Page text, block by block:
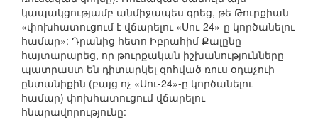
կապակցությամբ անմիջապես գրեց, թե Թուրքիան
«փոխհատուցում է վճարելու «Սու-24»-ը կործանելու
համար»: Դրանից հետո Իբրահիմ Քալընը
հայտարարեց, որ թուրքական իշխանությունները
պատրաստ են դիտարկել զոհված ռուս օդաչուի
ընտանիքին (բայց ոչ «Սու-24»-ը կործանելու
համար) փոխհատուցում վճարելու
հնարավորությունը: